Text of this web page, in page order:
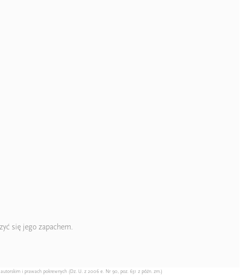
się jego zapachem.
i prawach pokrewnych (Dz. U. z 2006 e. Nr 90, poz. 631 z późn. zm.)